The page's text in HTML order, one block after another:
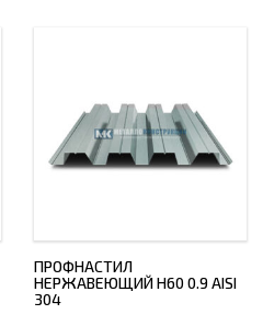
ПРОФНАСТИЛ
НЕРЖАВЕЮЩИЙ Н60 0.9 AISI
304